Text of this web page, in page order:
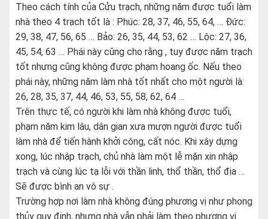
Theo cách tính của Cửu trạch, những năm được tuổi làm
nhà theo 4 trạch tốt là : Phúc: 28, 37, 46, 55, 64, … Đức:
29, 38, 47, 56, 65 … Bảo: 26, 35, 44, 53, 62 … Lộc: 27, 36,
45, 54, 63 … Phái này cũng cho rằng , tuy được năm trạch
tốt nhưng cũng không được phạm hoang ốc. Nếu theo
phái này, những năm làm nhà tốt nhất cho một người là:
26, 28, 35, 37, 44, 46, 53, 55, 58, 62, 64 …
Trên thực tế, có người khi làm nhà không được tuổi,
phạm năm kim lâu, dân gian xưa mượn người được tuổi
làm nhà để tiến hành khởi công, cất nóc. Khi xây dựng
xong, lúc nhập trạch, chủ nhà làm một lễ mặn xin nhập
trạch và cùng lúc tạ lỗi với thần linh, thổ thần, thổ địa …
Sẽ được bình an vô sự .
Trường hợp nơi làm nhà không đúng phương vị như phong
thủy quy định, nhưng nhà vẫn phải làm theo phương vị